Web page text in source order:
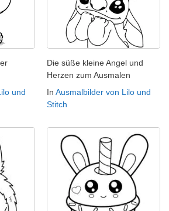
und
Die süße kleine Angel und
Herzen zum Ausmalen
In Ausmalbilder von Lilo und
Stitch